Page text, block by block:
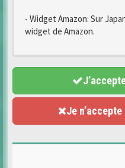
- Widget Amazon: Sur
widget de Amazon.
Je